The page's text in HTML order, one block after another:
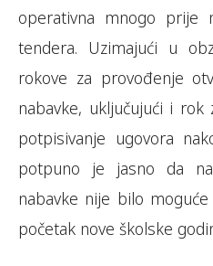
operativna mnogo prije
tendera. Uzimajući u
rokove za provođenje
nabavke, uključujući i rok
potpisivanje ugovora
potpuno je jasno da
nabavke nije bilo
početak nove školske